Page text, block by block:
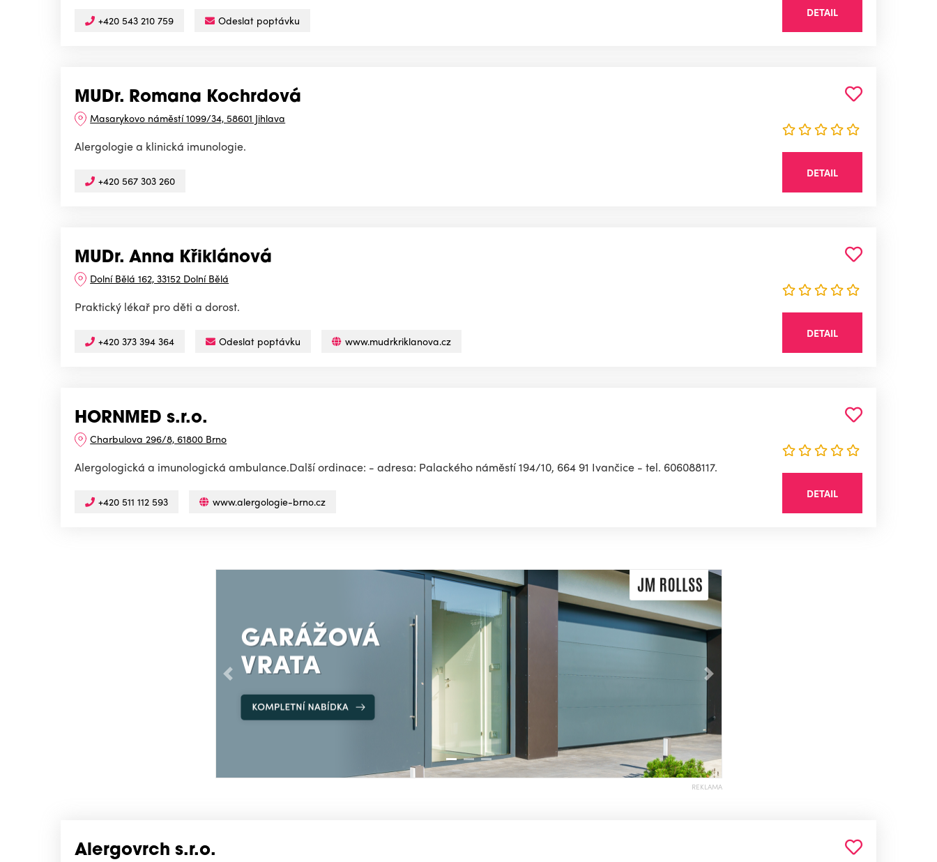
+420 543 210 759 Odeslat poptávku
DETAIL
MUDr. Romana Kochrdová
Masarykovo náměstí 1099/34, 58601 Jihlava
Alergologie a klinická imunologie.
+420 567 303 260
DETAIL
MUDr. Anna Křiklánová
Dolní Bělá 162, 33152 Dolní Bělá
Praktický lékař pro děti a dorost.
+420 373 394 364 Odeslat poptávku www.mudrkriklanova.cz
DETAIL
HORNMED s.r.o.
Charbulova 296/8, 61800 Brno
Alergologická a imunologická ambulance.Další ordinace: - adresa: Palackého náměstí 194/10, 664 91 Ivančice - tel. 606088117.
+420 511 112 593 www.alergologie-brno.cz
DETAIL
Předchozí Následující
REKLAMA
Alergovrch s.r.o.